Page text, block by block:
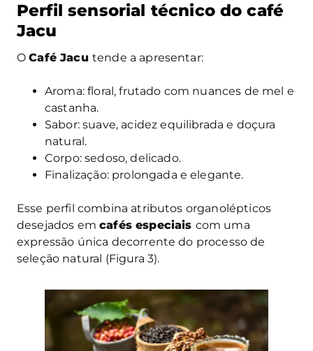
Perfil sensorial técnico do café
Jacu
OCafé Jacu tende a apresentar:
Aroma: floral, frutado com nuances de mel e
castanha.
Sabor: suave, acidez equilibrada e doçura
natural.
Corpo: sedoso, delicado.
Finalização: prolongada e elegante.
Esse perfil combina atributos organolépticos
desejados emcafés especiais com uma
expressão única decorrente do processo de
seleção natural (Figura 3).